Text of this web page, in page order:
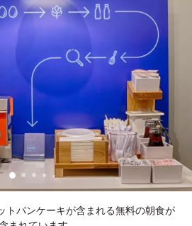
トパンケーキが含まれる無料の朝食が